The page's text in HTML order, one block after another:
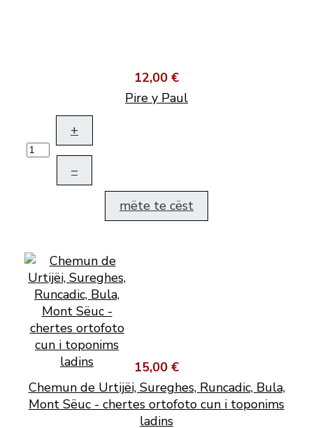
12,00 €
Pire y Paul
+
–
mëte te cëst
15,00 €
Chemun de Urtijëi, Sureghes, Runcadic, Bula,
Mont Sëuc - chertes ortofoto cun i toponims
ladins